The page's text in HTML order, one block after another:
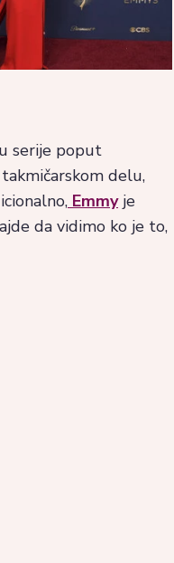
serije poput
delu,
Emmyje
da vidimo ko je to,